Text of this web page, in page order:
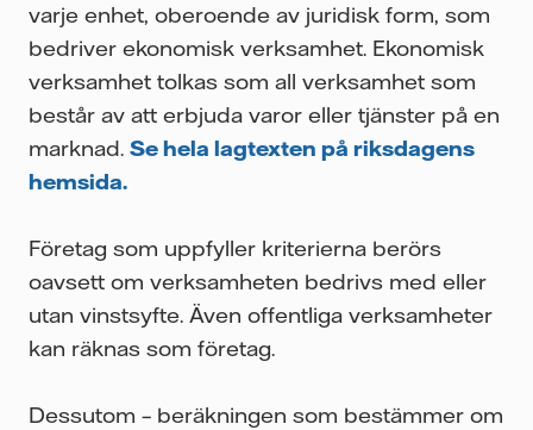
varje enhet, oberoende av juridisk form, som
bedriver ekonomisk verksamhet. Ekonomisk
verksamhet tolkas som all verksamhet som
består av att erbjuda varor eller tjänster på en
marknad. Se hela lagtexten på riksdagens
hemsida.
Företag som uppfyller kriterierna berörs
oavsett om verksamheten bedrivs med eller
utan vinstsyfte. Även offentliga verksamheter
kan räknas som företag.
Dessutom – beräkningen som bestämmer om